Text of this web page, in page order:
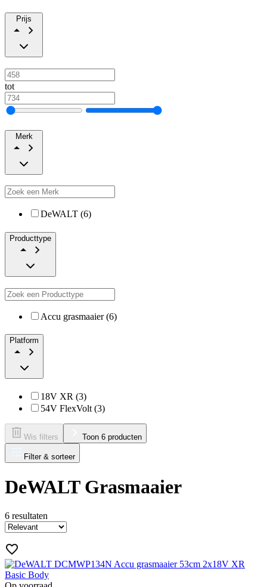
Prijs
tot
Merk
DeWALT (6)
Producttype
Accu grasmaaier (6)
Platform
18V XR (3)
54V FlexVolt (3)
Wis filters Toon 6 producten
Filter & sorteer
DeWALT Grasmaaier
6 resultaten